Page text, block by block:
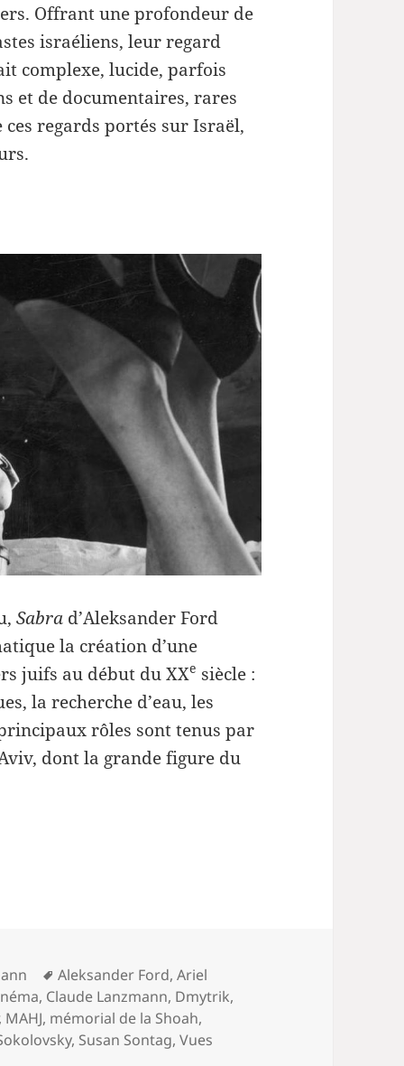
augmenter
ou
Offrant une profondeur de
israéliens, leur regard
complexe, lucide, parfois
et de documentaires, rares
regards portés sur Israël,
Sabra d’Aleksander Ford
la création d’une
juifs au début du XXe siècle :
la recherche d’eau, les
rôles sont tenus par
dont la grande figure du
Mots-
clés
Aleksander Ford,Ariel
, Claude Lanzmann, Dmytrik,
MAHJ, mémorial de la Shoah,
, Susan Sontag,Vues